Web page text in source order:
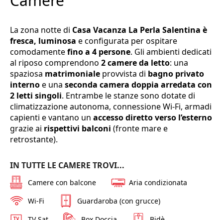
La zona notte di Casa Vacanza La Perla Salentina è
fresca, luminosa e configurata per ospitare
comodamentefino a 4 persone. Gli ambienti dedicati
al riposo comprendono 2 camere da letto: una
spaziosa matrimoniale provvista di bagno privato
internoe una seconda camera doppia arredata con
2 letti singoli. Entrambe le stanze sono dotate di
climatizzazione autonoma, connessione Wi-Fi, armadi
capienti e vantano un accesso diretto verso l’esterno
grazie ai rispettivi balconi (fronte mare e
retrostante).
IN TUTTE LE CAMERE TROVI...
Camere con balcone
Aria condizionata
Wi-Fi
Guardaroba (con grucce)